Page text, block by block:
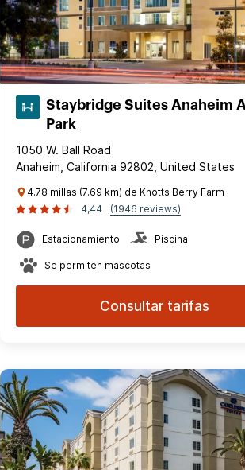
Staybridge Suites Anaheim
Park
1050 W. Ball Road
Anaheim, California 92802, United States
4.78 millas (7.69 km) de Knotts Berry Farm
4,44
(1946 reviews)
Estacionamiento Piscina
Se permiten mascotas
Consultar tarifas